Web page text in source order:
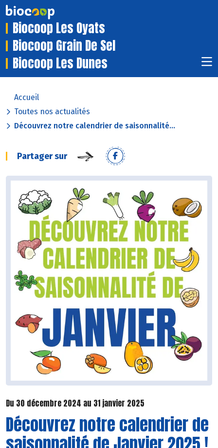
Biocoop Les Oyats
Biocoop Grain De Sel
Biocoop Les Dunes
Accueil
Toutes nos actualités
Découvrez notre calendrier de saisonnalité...
Partager sur
Du 30 décembre 2024 au 31 janvier 2025
Découvrez notre calendrier de